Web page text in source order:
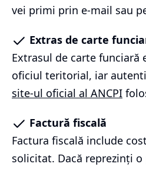
vei primi prin e-mail sau
Extras de carte
Extrasul de carte
oficiul teritorial, iar
site-ul oficial al ANCPI
Factură fiscală
Factura fiscală include
solicitat. Dacă reprezinți